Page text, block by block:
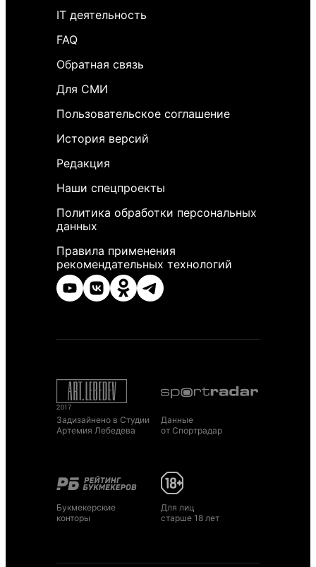
IT деятельность
FAQ
Обратная связь
Для СМИ
Пользовательское соглашение
История версий
Редакция
Наши спецпроекты
Политика обработки персональных
данных
Правила применения
рекомендательных технологий
Задизайнено в Студии
Артемия Лебедева
Данные
от Спортрадар
Букмекерские
конторы
Для лиц
старше 18 лет